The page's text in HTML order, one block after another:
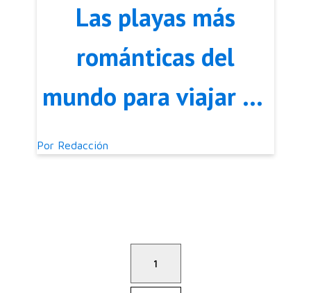
Las playas más
románticas del
mundo para viajar en
pareja en 2026
Por Redacción
1